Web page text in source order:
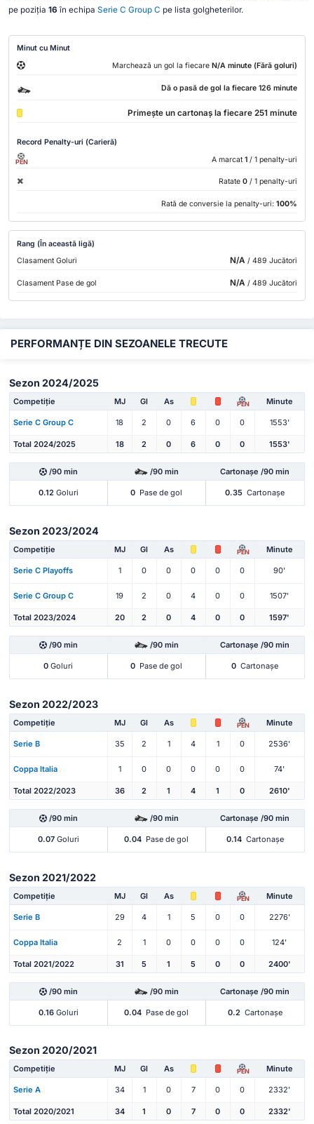
pe poziția 16 în echipa Serie C Group C pe lista golgheterilor.
Minut cu Minut
Marchează un gol la fiecare N/A minute (Fără goluri)
Dă o pasă de gol la fiecare 126 minute
Primește un cartonaș la fiecare 251 minute
Record Penalty-uri (Carieră)
PEN A marcat 1 / 1 penalty-uri
Ratate 0 / 1 penalty-uri
Rată de conversie la penalty-uri: 100%
Rang (În această ligă)
Clasament Goluri
N/A / 489 Jucători
Clasament Pase de gol N/A / 489 Jucători
PERFORMANȚE DIN SEZOANELE TRECUTE
Sezon 2024/2025
Competiție MJ Gl As PEN Minute
Serie C Group C 18 2 0 6 0 0 1553'
Total 2024/2025 18 2 0 6 0 0 1553'
/90 min /90 min Cartonașe /90 min
0.12Goluri 0 Pase de gol 0.35 Cartonașe
Sezon 2023/2024
Competiție MJ Gl As PEN Minute
Serie C Playoffs 1 0 0 0 0 0 90'
Serie C Group C 19 2 0 4 0 0 1507'
Total 2023/2024 20 2 0 4 0 0 1597'
/90 min /90 min Cartonașe /90 min
0 Goluri 0 Pase de gol 0 Cartonașe
Sezon 2022/2023
Competiție MJ Gl As PEN Minute
Serie B 35 2 1 4 1 0 2536'
Coppa Italia 1 0 0 0 0 0 74'
Total 2022/2023 36 2 1 4 1 0 2610'
/90 min /90 min Cartonașe /90 min
0.07Goluri 0.04 Pase de gol 0.14 Cartonașe
Sezon 2021/2022
Competiție MJ Gl As PEN Minute
Serie B 29 4 1 5 0 0 2276'
Coppa Italia 2 1 0 0 0 0 124'
Total 2021/2022 31 5 1 5 0 0 2400'
/90 min /90 min Cartonașe /90 min
0.16Goluri 0.04 Pase de gol 0.2 Cartonașe
Sezon 2020/2021
Competiție MJ Gl As PEN Minute
Serie A 34 1 0 7 0 0 2332'
Total 2020/2021 34 1 0 7 0 0 2332'